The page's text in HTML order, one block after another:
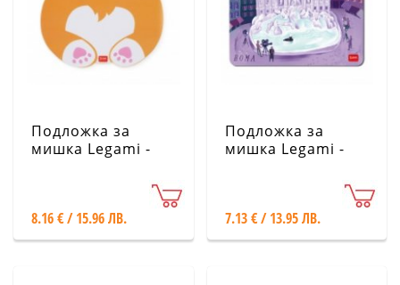
Подложка за
мишка Legami -
8.16 € / 15.96 ЛВ.
Подложка за
мишка Legami -
7.13 € / 13.95 ЛВ.